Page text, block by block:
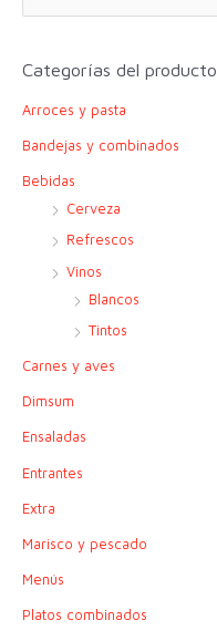
r
p
Categorías del producto
Arroces y pasta
Bandejas y combinados
Bebidas
Cerveza
Refrescos
Vinos
Blancos
Tintos
Carnes y aves
Dimsum
Ensaladas
Entrantes
Extra
Marisco y pescado
Menús
Platos combinados